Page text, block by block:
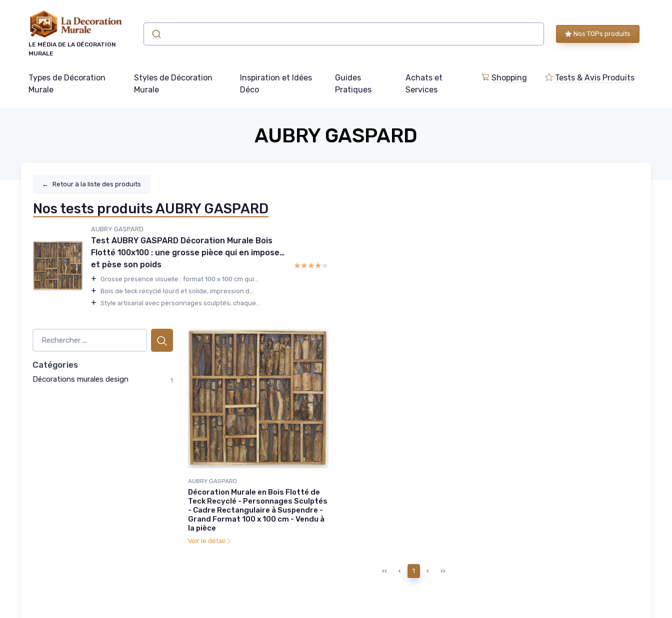
LE MÉDIA DE LA DÉCORATION
MURALE
Nos TOPs produits
Types de Décoration
Murale
Styles de Décoration
Murale
Inspiration et Idées
Déco
Guides
Pratiques
Achats et
Services
Shopping Tests & Avis Produits
AUBRY GASPARD
← Retour à la liste des produits
Nos tests produits AUBRY GASPARD
AUBRY GASPARD
Test AUBRY GASPARD Décoration Murale Bois
Flotté 100x100 : une grosse pièce qui en impose…
et pèse son poids
+ Grosse présence visuelle : format 100 x 100 cm qui...
+ Bois de teck recyclé lourd et solide, impression d...
+ Style artisanal avec personnages sculptés, chaque...
★★★★★
★★★★★
Catégories
Décorations murales design 1
AUBRY GASPARD
Décoration Murale en Bois Flotté de
Teck Recyclé - Personnages Sculptés
- Cadre Rectangulaire à Suspendre -
Grand Format 100 x 100 cm - Vendu à
la pièce
Voir le détail
‹‹ ‹ 1 › ››